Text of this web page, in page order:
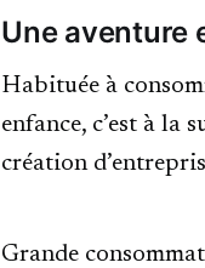
Une aventure
Habituée à
enfance, c’est à la
création
Grande